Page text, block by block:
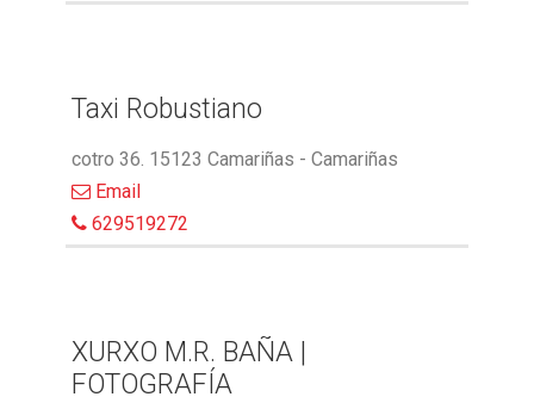
Taxi Robustiano
cotro 36. 15123 Camariñas - Camariñas
Email
629519272
XURXO M.R. BAÑA |
FOTOGRAFÍA